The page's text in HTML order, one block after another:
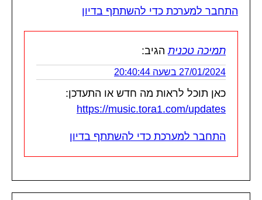
התחבר למערכת כדי להשתתף בדיון
תמיכה טכנית הגיב:
27/01/2024 בשעה 20:40:44
כאן תוכל לראות מה חדש או התעדכן:
https://music.tora1.com/updates
התחבר למערכת כדי להשתתף בדיון